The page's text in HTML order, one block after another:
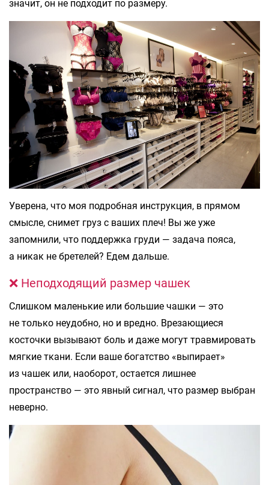
значит, он не подходит по размеру.
Уверена, что моя подробная инструкция, в прямом
смысле, снимет груз с ваших плеч! Вы же уже
запомнили, что поддержка груди — задача пояса,
а никак не бретелей? Едем дальше.
❌ Неподходящий размер чашек
Слишком маленькие или большие чашки — это
не только неудобно, но и вредно. Врезающиеся
косточки вызывают боль и даже могут травмировать
мягкие ткани. Если ваше богатство «выпирает»
из чашек или, наоборот, остается лишнее
пространство — это явный сигнал, что размер выбран
неверно.